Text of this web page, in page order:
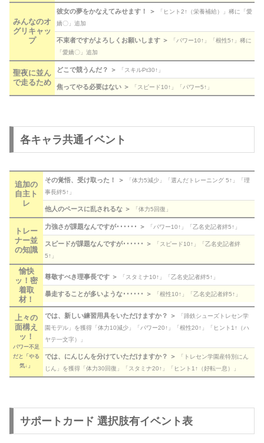
みんなのオ
グリキャッ
プ
彼女の夢をかなえてみせます！ ＞
「ヒント2↑（栄養補給）」稀に「愛
嬌〇」追加
不束者ですがよろしくお願いします ＞
「パワー10↑」「根性5↑」稀に
「愛嬌〇」追加
聖夜に並ん
で走るため
どこで競うんだ？ ＞ 「スキルPt30↑」
焦ってやる必要はない ＞ 「スピード10↑」「パワー5↑」
各キャラ共通イベント
追加の
自主ト
レ
その覚悟、受け取った！ ＞
「体力5減少」「選んだトレーニング 5↑」「理
事長絆5↑」
他人のペースに乱されるな ＞ 「体力5回復」
トレー
ナー並
の知識
力強さが課題なんですが･･････ ＞ 「パワー10↑」「乙名史記者絆5↑」
スピードが課題なんですが･･････ ＞
「スピード10↑」「乙名史記者絆
5↑」
愉快
ッ！密
着取
材！
尊敬すべき理事長です ＞ 「スタミナ10↑」「乙名史記者絆5↑」
暴走することが多いような･･････ ＞ 「根性10↑」「乙名史記者絆5↑」
上々の
面構え
ッ！
パワー不足
だと「やる
気↓」
では、新しい練習用具をいただけますか？ ＞
「蹄鉄シューズトレセン学
園モデル」を獲得「体力10減少」「パワー20↑」「根性20↑」「ヒント1↑（ハ
ヤテ一文字）」
では、にんじんを分けていただけますか？ ＞
「トレセン学園産特別にん
じん」を獲得「体力30回復」「スタミナ20↑」「ヒント1↑（好転一息）」
サポートカード 選択肢有イベント表